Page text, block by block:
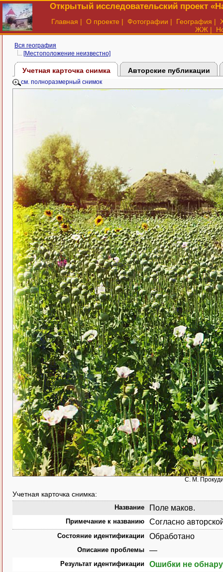
Открытый исследовательский проект
Главная | О проекте | Фотографии | География |
ЖЖ |
Вся география
[Местоположение неизвестно]
Учетная карточка снимка Авторские публикации
см. полноразмерный снимок
С. М.
Учетная карточка снимка:
Название Поле маков.
Примечание к названию Согласно
Состояние идентификации Обработано
Описание проблемы —
Результат идентификации Ошибки не